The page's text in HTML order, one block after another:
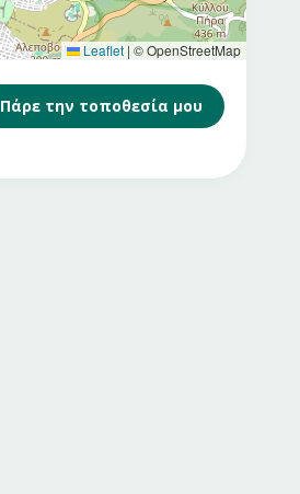
Leaflet | © OpenStreetMap
Πάρε την τοποθεσία μου